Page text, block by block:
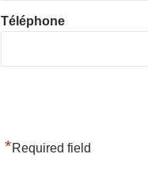
Téléphone
*Required field